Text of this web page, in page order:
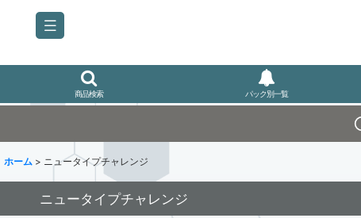
商品検索 パック別一覧
ホーム > ニュータイプチャレンジ
ニュータイプチャレンジ